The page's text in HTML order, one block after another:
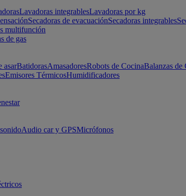
Lavadoras integrablesLavadoras por kg
Secadoras de evacuaciónSecadoras integrables
multifunción
de gas
asarBatidorasAmasadoresRobots de CocinaBalanzas de
Emisores TérmicosHumidificadores
Audio car y GPSMicrófonos